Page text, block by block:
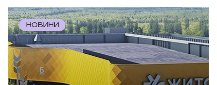
НОВИНИ